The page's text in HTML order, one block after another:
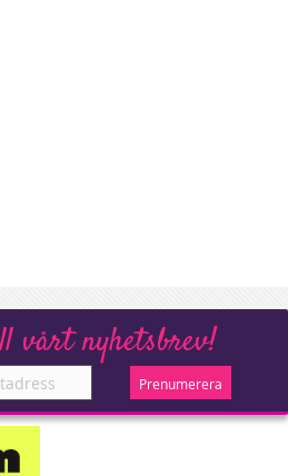
vårt nyhetsbrev!
Prenumerera